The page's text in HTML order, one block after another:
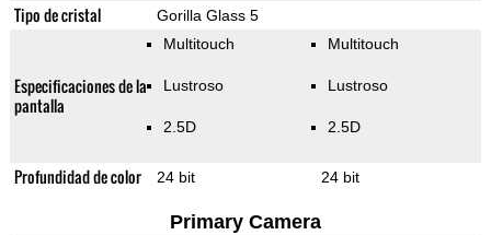
Tipo de cristal Gorilla Glass 5
Especificaciones de la
pantalla
Multitouch
Lustroso
2.5D
Multitouch
Lustroso
2.5D
Profundidad de color 24 bit 24 bit
Primary Camera